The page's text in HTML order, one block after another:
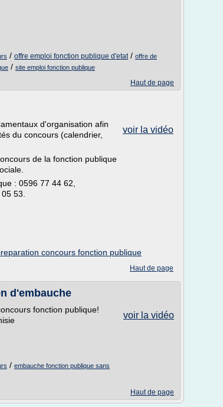
/ offre emploi fonction publique d'etat/ offre de
/ site emploi fonction publique
Haut de page
voir la vidéo
d'organisation afin
du concours (calendrier,
de la fonction publique
: 0596 77 44 62,
53.
concours fonction publique
Haut de page
d'embauche
voir la vidéo
fonction publique!
/ embauche fonction publique sans
Haut de page